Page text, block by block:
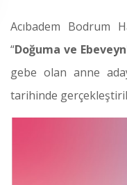
Acıbadem Bodrum
“Doğuma ve
gebe olan anne
tarihinde